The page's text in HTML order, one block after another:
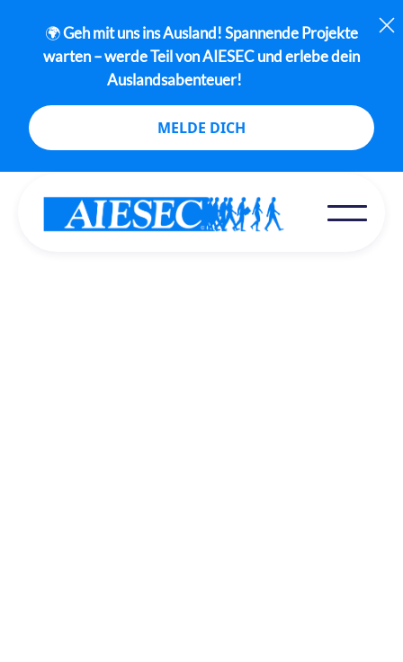
🌍Geh mit uns ins Ausland! Spannende Projekte
warten – werde Teil von AIESEC und erlebe dein
Auslandsabenteuer!
MELDE DICH